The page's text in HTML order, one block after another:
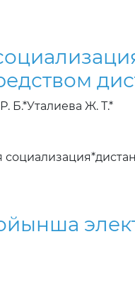
Б.*Уталиева Ж. Т.*